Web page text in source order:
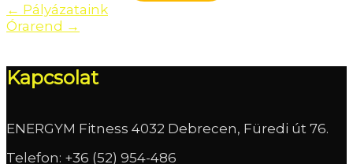
Post
navigation
← Pályázataink
Órarend →
Kapcsolat
ENERGYM Fitness 4032 Debrecen, Füredi út 76.
Telefon: +36 (52) 954-486